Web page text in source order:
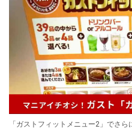
「ガストフィットメニュー2」でさら